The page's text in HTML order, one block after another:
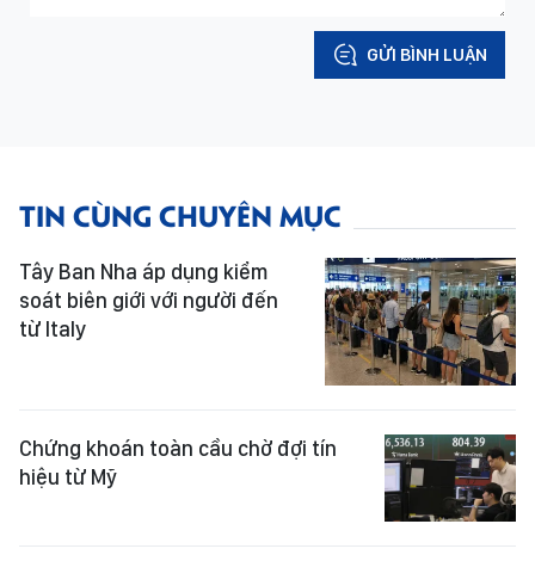
GỬI BÌNH LUẬN
TIN CÙNG CHUYÊN MỤC
Tây Ban Nha áp dụng kiểm
soát biên giới với người đến
từ Italy
Chứng khoán toàn cầu chờ đợi tín
hiệu từ Mỹ